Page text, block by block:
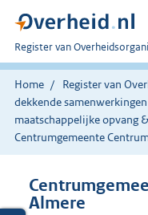
U
bent
nu
hier:
Register van
Home Register van
dekkende samenwerkingen
maatschappelijke opvang
Centrumgemeente
Almere